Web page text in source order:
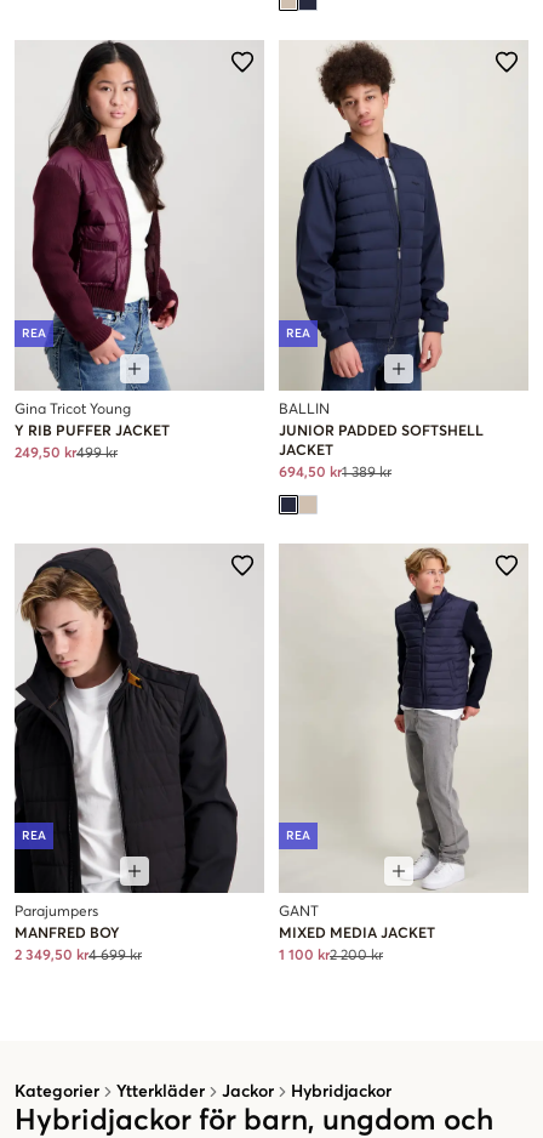
Kategorier Ytterkläder Jackor Hybridjackor
Hybridjackor för barn, ungdom och
REA
Gina Tricot Young
Y RIB PUFFER JACKET
249,50 kr499 kr
REA
BALLIN
JUNIOR PADDED SOFTSHELL
JACKET
694,50 kr1 389 kr
REA
Parajumpers
MANFRED BOY
2 349,50 kr4 699 kr
REA
GANT
MIXED MEDIA JACKET
1 100 kr2 200 kr